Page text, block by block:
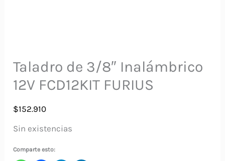
Taladro de 3/8″ Inalámbrico
12V FCD12KIT FURIUS
$152.910
Sin existencias
Comparte esto: